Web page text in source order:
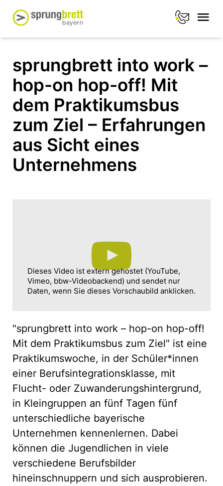
sprungbrett into work –
hop-on hop-off! Mit
dem Praktikumsbus
zum Ziel – Erfahrungen
aus Sicht eines
Unternehmens
Dieses Video ist extern gehostet (YouTube,
Vimeo, bbw-Videobackend) und sendet nur
Daten, wenn Sie dieses Vorschaubild anklicken.
"sprungbrett into work – hop-on hop-off!
Mit dem Praktikumsbus zum Ziel" ist eine
Praktikumswoche, in der Schüler*innen
einer Berufsintegrationsklasse, mit
Flucht- oder Zuwanderungshintergrund,
in Kleingruppen an fünf Tagen fünf
unterschiedliche bayerische
Unternehmen kennenlernen. Dabei
können die Jugendlichen in viele
verschiedene Berufsbilder
hineinschnuppern und sich ausprobieren.